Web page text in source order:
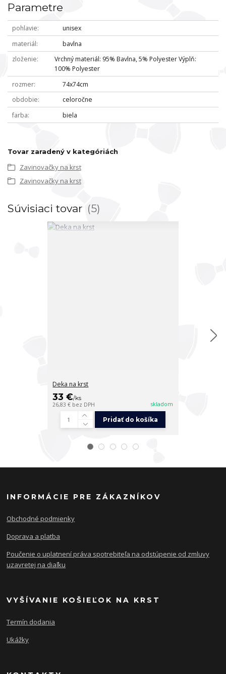
Parametre
pohlavie
unisex
materiál
bavlna
zloženie
Vrchný materiál: 95% Bavlna, 5% Polyester Výplň:
100% Polyester
rozmer
74x74cm
obdobie
celoročne
farba
biela
Tovar zaradený v kategóriách
Zavinovačky na krst
Zavinovačky na krst
Súvisiaci tovar 5
Deka na krst
33 €/ks
26,83 € bez DPH skladom
Pridať do košíka
INFORMÁCIE PRE ZÁKAZNÍKOV
Obchodné podmienky
Doprava a platba
Poučenie o uplatnení práva spotrebiteľa na odstúpenie od zmluvy
uzavretej na diaľku
VYŠÍVANIE KOŠIEĽOK NA KRST
Termín dodania
Ukážky